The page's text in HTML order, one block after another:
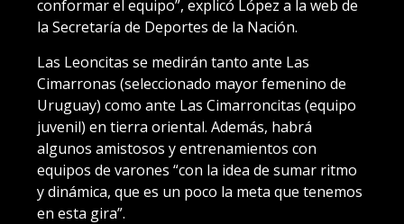
conformar el equipo”, explicó López a la web de
la Secretaría de Deportes de la Nación.
Las Leoncitas se medirán tanto ante Las
Cimarronas (seleccionado mayor femenino de
Uruguay) como ante Las Cimarroncitas (equipo
juvenil) en tierra oriental. Además, habrá
algunos amistosos y entrenamientos con
equipos de varones “con la idea de sumar ritmo
y dinámica, que es un poco la meta que tenemos
en esta gira”.